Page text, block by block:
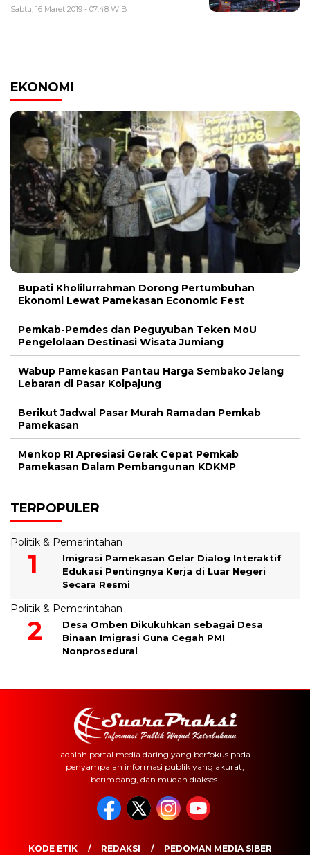
Sabtu, 16 Maret 2019 - 07:48 WIB
EKONOMI
Bupati Kholilurrahman Dorong Pertumbuhan
Ekonomi Lewat Pamekasan Economic Fest
Pemkab-Pemdes dan Peguyuban Teken MoU
Pengelolaan Destinasi Wisata Jumiang
Wabup Pamekasan Pantau Harga Sembako Jelang
Lebaran di Pasar Kolpajung
Berikut Jadwal Pasar Murah Ramadan Pemkab
Pamekasan
Menkop RI Apresiasi Gerak Cepat Pemkab
Pamekasan Dalam Pembangunan KDKMP
TERPOPULER
Politik & Pemerintahan
Imigrasi Pamekasan Gelar Dialog Interaktif
Edukasi Pentingnya Kerja di Luar Negeri
Secara Resmi
Politik & Pemerintahan
Desa Omben Dikukuhkan sebagai Desa
Binaan Imigrasi Guna Cegah PMI
Nonprosedural
adalah portal media daring yang berfokus pada
penyampaian informasi publik yang akurat,
berimbang, dan mudah diakses.
KODE ETIK REDAKSI PEDOMAN MEDIA SIBER